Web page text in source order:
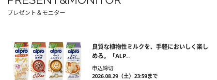
プレゼント＆モニター
良質な植物性ミルクを、手軽においしく楽し
める。「ALP...
申込締切
2026.08.29（土）23:59まで